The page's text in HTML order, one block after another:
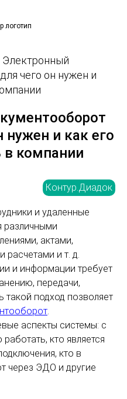
Электронный
чего он нужен и
и как его
в компании
Контур.Диадок
и удаленные
различными
актами,
расчетами и т. д.
и информации требует
передачи,
подход позволяет
.
аспекты системы: с
кто является
кто в
через ЭДО и другие